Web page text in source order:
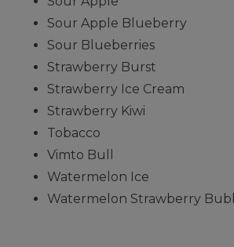
Sour Apple Blueberry
Sour Blueberries
Strawberry Burst
Strawberry Ice Cream
Strawberry Kiwi
Tobacco
Vimto Bull
Watermelon Ice
Watermelon Strawberry